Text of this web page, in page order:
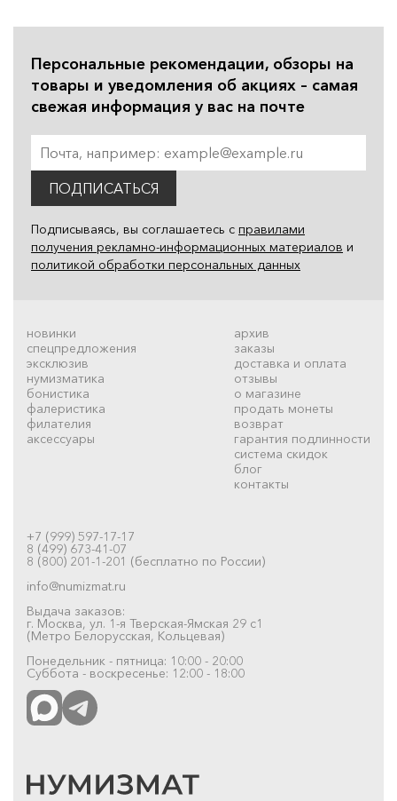
Персональные рекомендации, обзоры на
товары и уведомления об акциях – самая
свежая информация у вас на почте
ПОДПИСАТЬСЯ
Подписываясь, вы соглашаетесь с правилами
получения рекламно-информационных материалов и
политикой обработки персональных данных
новинки
спецпредложения
эксклюзив
нумизматика
бонистика
фалеристика
филателия
аксессуары
архив
заказы
доставка и оплата
отзывы
о магазине
продать монеты
возврат
гарантия подлинности
система скидок
блог
контакты
+7 (999) 597-17-17
8 (499) 673-41-07
8 (800) 201-1-201 (бесплатно по России)
info@numizmat.ru
Выдача заказов:
г. Москва, ул. 1-я Тверская-Ямская 29 с1
(Метро Белорусская, Кольцевая)
Понедельник - пятница: 10:00 - 20:00
Суббота - воскресенье: 12:00 - 18:00